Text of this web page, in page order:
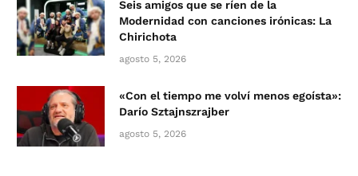
Seis amigos que se ríen de la
Modernidad con canciones irónicas: La
Chirichota
agosto 5, 2026
«Con el tiempo me volví menos egoísta»:
Darío Sztajnszrajber
agosto 5, 2026